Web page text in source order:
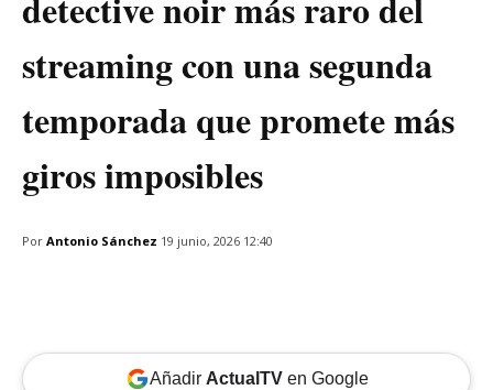
streaming con una segunda
temporada que promete más
giros imposibles
Por Antonio Sánchez 19 junio, 2026 12:40
Añadir ActualTVen Google